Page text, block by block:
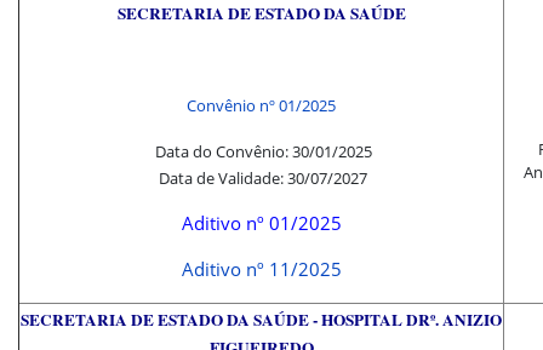
SECRETARIA DE ESTADO DA SAÚDE
Convênio nº 01/2025
Data do Convênio: 30/01/2025
Data de Validade: 30/07/2027
Aditivo nº 01/2025
Aditivo nº 11/2025
SECRETARIA DE ESTADO DA SAÚDE - HOSPITAL DRº. ANIZIO